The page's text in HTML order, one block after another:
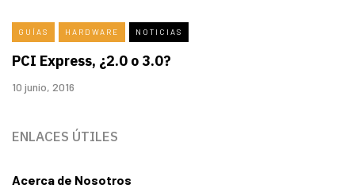
GUÍAS HARDWARE NOTICIAS
PCI Express, ¿2.0 o 3.0?
10 junio, 2016
ENLACES ÚTILES
Acerca de Nosotros